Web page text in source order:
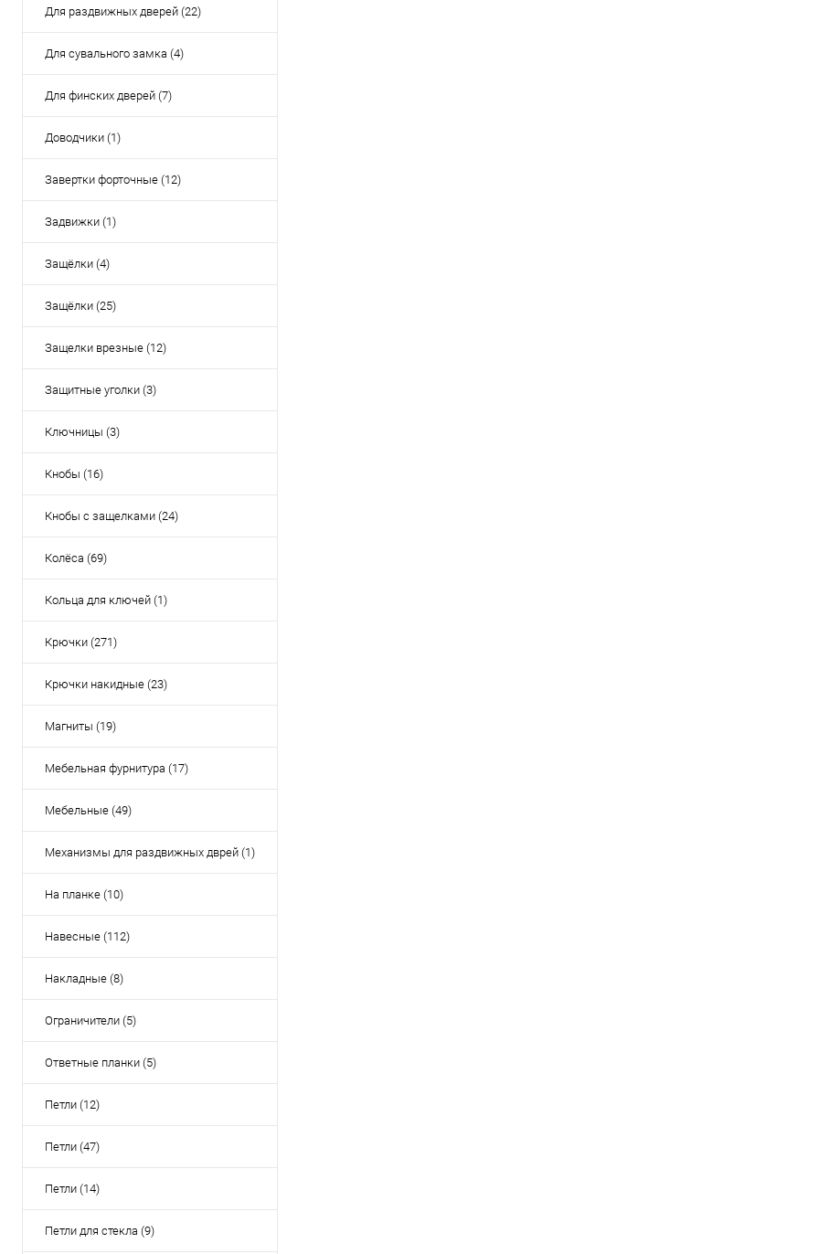
Для раздвижных дверей (22)
Для сувального замка (4)
Для финских дверей (7)
Доводчики (1)
Завертки форточные (12)
Задвижки (1)
Защёлки (4)
Защёлки (25)
Защелки врезные (12)
Защитные уголки (3)
Ключницы (3)
Кнобы (16)
Кнобы с защелками (24)
Колёса (69)
Кольца для ключей (1)
Крючки (271)
Крючки накидные (23)
Магниты (19)
Мебельная фурнитура (17)
Мебельные (49)
Механизмы для раздвижных дврей (1)
На планке (10)
Навесные (112)
Накладные (8)
Ограничители (5)
Ответные планки (5)
Петли (12)
Петли (47)
Петли (14)
Петли для стекла (9)